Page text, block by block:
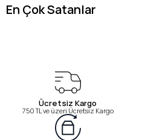
En Çok Satanlar
Ücretsiz Kargo
750 TL ve üzeri Ücretsiz Kargo